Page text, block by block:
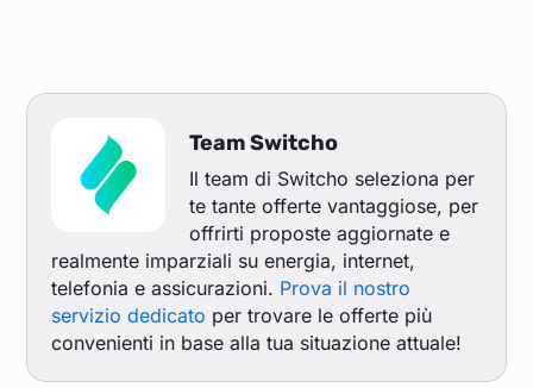
Team Switcho
Il team di Switcho seleziona per
te tante offerte vantaggiose, per
offrirti proposte aggiornate e
realmente imparziali su energia, internet,
telefonia e assicurazioni. Prova il nostro
servizio dedicato per trovare le offerte più
convenienti in base alla tua situazione attuale!